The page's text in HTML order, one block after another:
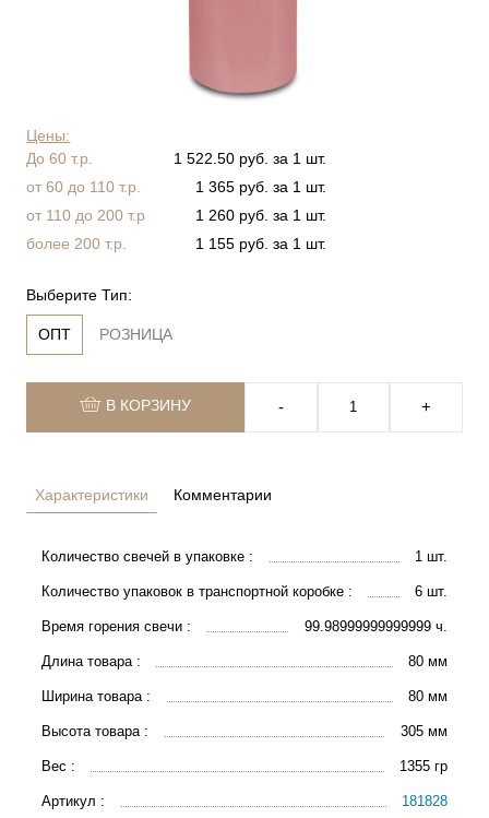
Цены:
До 60 т.р.
1 522.50 руб. за 1 шт.
от 60 до 110 т.р.
1 365 руб. за 1 шт.
от 110 до 200 т.р
1 260 руб. за 1 шт.
более 200 т.р.
1 155 руб. за 1 шт.
Выберите Тип:
ОПТ РОЗНИЦА
В КОРЗИНУ ‐ +
Характеристики
Количество свечей в упаковке : 1 шт.
Количество упаковок в транспортной коробке : 6 шт.
Время горения свечи : 99.98999999999999 ч.
Длина товара : 80 мм
Ширина товара : 80 мм
Высота товара : 305 мм
Вес : 1355 гр
Артикул : 181828
Комментарии